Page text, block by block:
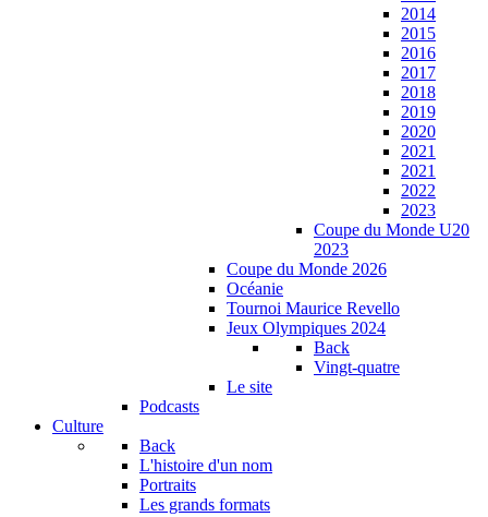
2014
2015
2016
2017
2018
2019
2020
2021
2021
2022
2023
Coupe du Monde U20
2023
Coupe du Monde 2026
Océanie
Tournoi Maurice Revello
Jeux Olympiques 2024
Back
Vingt-quatre
Le site
Podcasts
Culture
Back
L'histoire d'un nom
Portraits
Les grands formats